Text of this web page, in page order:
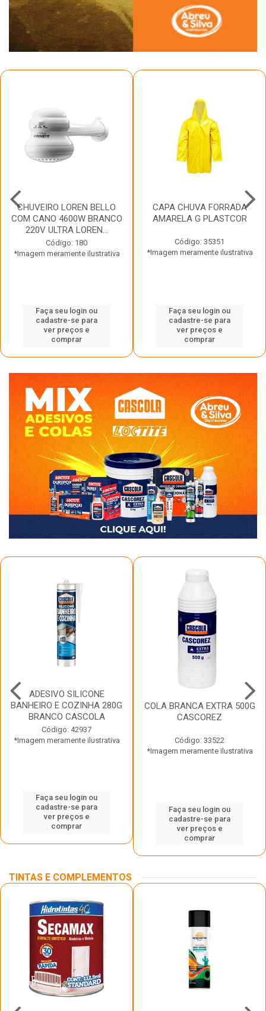
CHUVEIRO LOREN BELLO
COM CANO 4600W BRANCO
220V ULTRA LOREN...
Código: 180
*Imagem meramente ilustrativa
Faça seu login ou
cadastre-se para
ver preços e
comprar
CAPA CHUVA FORRADA
AMARELA G PLASTCOR
Código: 35351
*Imagem meramente ilustrativa
Faça seu login ou
cadastre-se para
ver preços e
comprar
ADESIVO SILICONE
BANHEIRO E COZINHA 280G
BRANCO CASCOLA
Código: 42937
*Imagem meramente ilustrativa
Faça seu login ou
cadastre-se para
ver preços e
comprar
COLA BRANCA EXTRA 500G
CASCOREZ
Código: 33522
*Imagem meramente ilustrativa
Faça seu login ou
cadastre-se para
ver preços e
comprar
TINTAS E COMPLEMENTOS